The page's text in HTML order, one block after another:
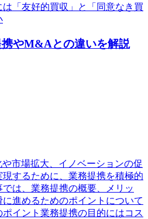
「友好的買収」と「同意なき買
やM&Aとの違いを解説
市場拡大、イノベーションの促
するために、業務提携を積極的
は、業務提携の概要、メリッ
に進めるためのポイントについて
イント業務提携の目的にはコス